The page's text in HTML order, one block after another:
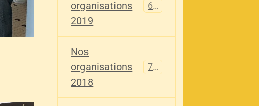
organisations
2019
696
Nos
organisations
2018
741